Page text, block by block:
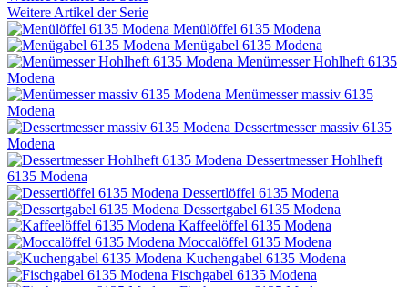
Weitere Artikel der Serie
Menülöffel 6135 Modena
Menügabel 6135 Modena
Menümesser Hohlheft 6135
Modena
Menümesser massiv 6135
Modena
Dessertmesser massiv 6135
Modena
Dessertmesser Hohlheft
6135 Modena
Dessertlöffel 6135 Modena
Dessertgabel 6135 Modena
Kaffeelöffel 6135 Modena
Moccalöffel 6135 Modena
Kuchengabel 6135 Modena
Fischgabel 6135 Modena